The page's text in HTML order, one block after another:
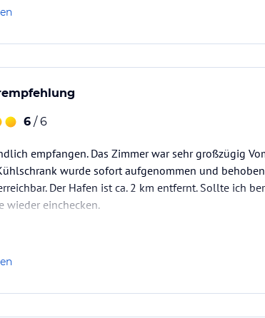
6 / 6
empfangen. Das Zimmer war sehr großzügig
wurde sofort aufgenommen und
Der Hafen ist ca. 2 km entfernt. Sollte ich
wieder einchecken.